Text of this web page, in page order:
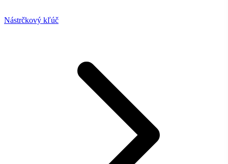
Nástrčkový kľúč